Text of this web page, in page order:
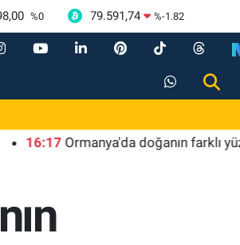
%0 79.591,74 %-1.82
Ormanya'da doğanın farklı yüzü